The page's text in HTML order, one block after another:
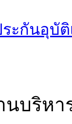
ะกันอุบั
นบริห